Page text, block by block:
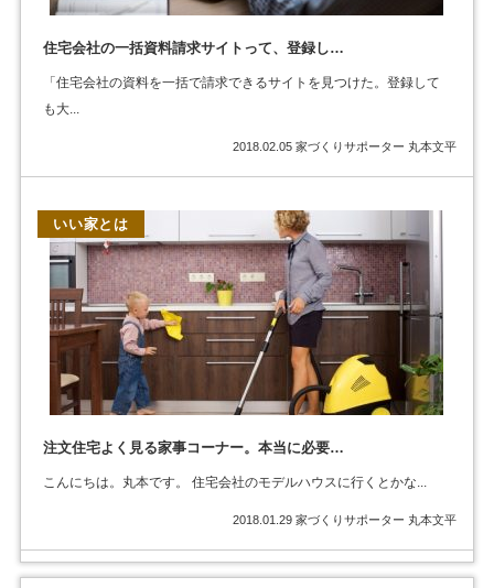
住宅会社の一括資料請求サイトって、登録し…
「住宅会社の資料を一括で請求できるサイトを見つけた。登録して
も大...
2018.02.05 家づくりサポーター 丸本文平
いい家とは
注文住宅よく見る家事コーナー。本当に必要…
こんにちは。丸本です。 住宅会社のモデルハウスに行くとかな...
2018.01.29 家づくりサポーター 丸本文平